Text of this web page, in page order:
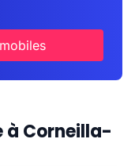
à Corneilla-